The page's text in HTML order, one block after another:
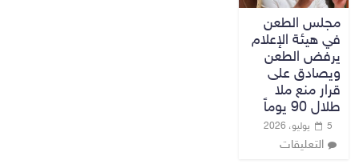
مجلس الطعن
في هيئة الإعلام
يرفض الطعن
ويصادق على
قرار منع ملا
طلال 90 يوماً
5 يوليو، 2026
التعليقات